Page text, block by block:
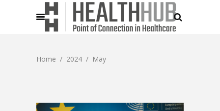
Home / 2024 / May